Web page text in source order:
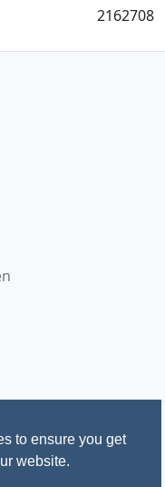
to ensure you get
website.
2162708
für